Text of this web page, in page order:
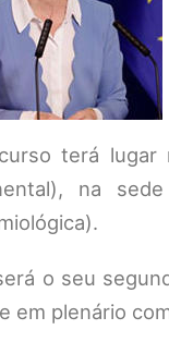
terá lugar
na
o seu
em plenário